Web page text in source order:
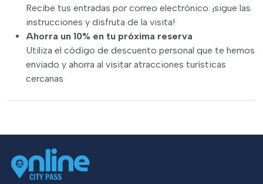
Recibe tus entradas por correo electrónico: ¡sigue las
instrucciones y disfruta de la visita!
Ahorra un 10% en tu próxima reserva
Utiliza el código de descuento personal que te hemos
enviado y ahorra al visitar atracciones turísticas
cercanas